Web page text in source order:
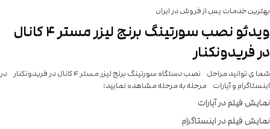
بهترین خدمات پس از فروش در ایران
ویدئو نصب سورتینگ برنج لیزر مستر ۴ کانال
در فریدونکنار
شما ی توانید مراحل نصب دستگاه سورتینگ برنج لیزر مستر ۴ کانال در فریدونکنار در
اینستاگرام و آپارات مرحله به مرحله مشاهده نمایید:
نمایش فیلم در آپارات
نمایش فیلم در اینستاگرام